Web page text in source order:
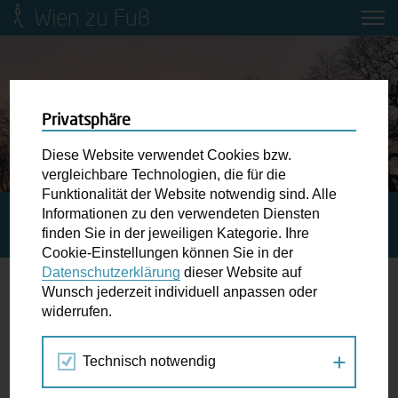
Wien zu Fuß
Mobilitätsbildung für Kinder und
Ringstraße-Neugestaltung
Wiener Fußwegekarte
Newsletter abonnieren
Wunschbox
der Ampel ...
STARTSEITE BLOG
MARK, EIN „HELD AUS DER
ZWEITEN REIHE“
Mark, ein „Held aus der zweiten Reihe“
09.04.2021
Blog
Wien zu Fuß dwadmin
Privatsphäre
Diese Website verwendet Cookies bzw.
vergleichbare Technologien, die für die
Funktionalität der Website notwendig sind. Alle
Informationen zu den verwendeten Diensten
finden Sie in der jeweiligen Kategorie. Ihre
Cookie-Einstellungen können Sie in der
Datenschutzerklärung dieser Website auf
Wunsch jederzeit individuell anpassen oder
widerrufen.
Technisch notwendig